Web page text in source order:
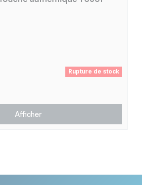
Rupture de stock
Afficher